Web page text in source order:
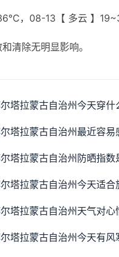
，08-13【 多云 】
清除无明显影响。
塔拉蒙古自治州今天穿什
塔拉蒙古自治州最近容易
塔拉蒙古自治州防晒指数
塔拉蒙古自治州今天适合
塔拉蒙古自治州天气对心
塔拉蒙古自治州今天有风